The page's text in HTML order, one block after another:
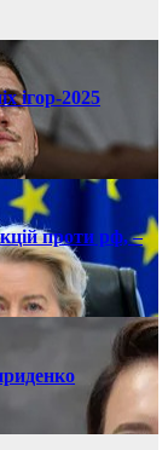
ігор-2025
проти рф, –